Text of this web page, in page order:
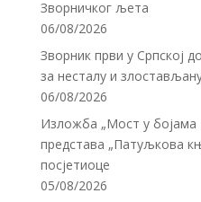
Зворничког љета
06/08/2026
Зворник први у Српској
за несталу и
06/08/2026
Изложба „Мост у бојама
представа „Патуљкова
посјетиоце
05/08/2026